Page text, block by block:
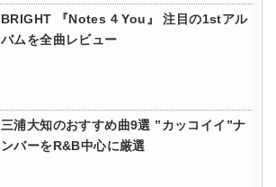
BRIGHT 『Notes 4 You』 注目の1stアル
バムを全曲レビュー
三浦大知のおすすめ曲9選 ”カッコイイ”ナ
ンバーをR&B中心に厳選